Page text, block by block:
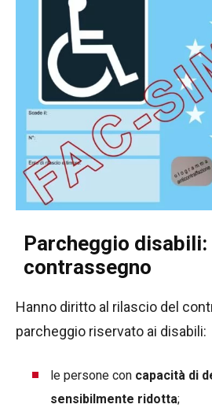
Parcheggio
contrassegno
Hanno diritto al rilascio del
parcheggio riservato ai disabili:
le persone con capacità di
sensibilmente ridotta;